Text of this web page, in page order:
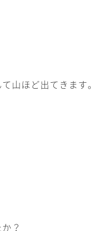
山ほど出てきます。
？